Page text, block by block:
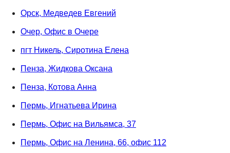
Орск, Медведев Евгений
Очер, Офис в Очере
пгт Никель, Сиротина Елена
Пенза, Жидкова Оксана
Пенза, Котова Анна
Пермь, Игнатьева Ирина
Пермь, Офис на Вильямса, 37
Пермь, Офис на Ленина, 66, офис 112